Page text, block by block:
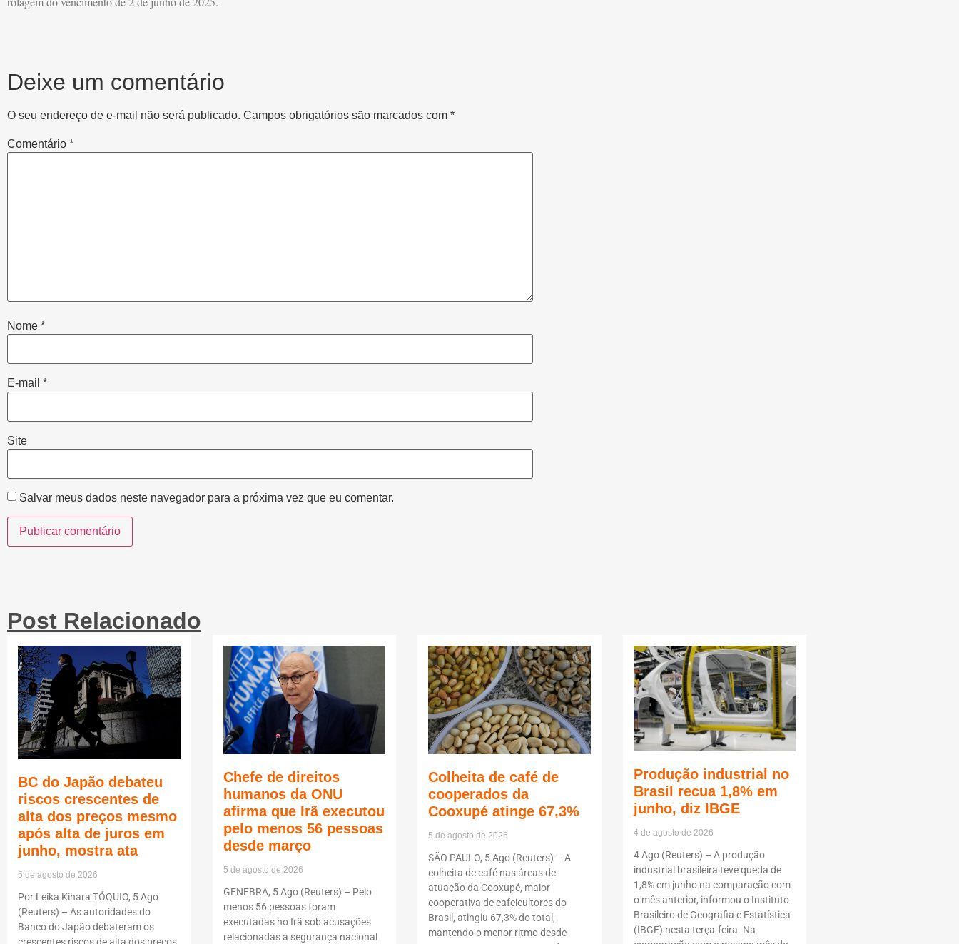
Deixe um comentário
O seu endereço de e-mail não será publicado. Campos obrigatórios são marcados com *
Comentário *
Nome *
E-mail *
Site
Salvar meus dados neste navegador para a próxima vez que eu comentar.
Post Relacionado
BC do Japão debateu
riscos crescentes de
alta dos preços mesmo
após alta de juros em
junho, mostra ata
5 de agosto de 2026
Por Leika Kihara TÓQUIO, 5 Ago
(Reuters) – As autoridades do
Banco do Japão debateram os
Chefe de direitos
humanos da ONU
afirma que Irã executou
pelo menos 56 pessoas
desde março
5 de agosto de 2026
GENEBRA, 5 Ago (Reuters) – Pelo
menos 56 pessoas foram
executadas no Irã sob acusações
relacionadas à segurança nacional
Colheita de café de
cooperados da
Cooxupé atinge 67,3%
5 de agosto de 2026
SÃO PAULO, 5 Ago (Reuters) – A
colheita de café nas áreas de
atuação da Cooxupé, maior
cooperativa de cafeicultores do
Brasil, atingiu 67,3% do total,
mantendo o menor ritmo desde
Produção industrial no
Brasil recua 1,8% em
junho, diz IBGE
4 de agosto de 2026
4 Ago (Reuters) – A produção
industrial brasileira teve queda de
1,8% em junho na comparação com
o mês anterior, informou o Instituto
Brasileiro de Geografia e Estatística
(IBGE) nesta terça-feira. Na